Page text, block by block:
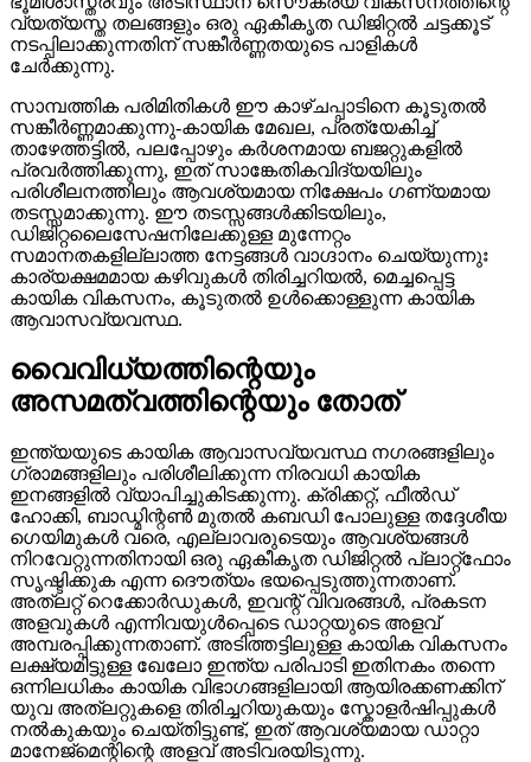
വ്യത്യസ്ത തലങ്ങളും ഒരു ഏകീകൃത ഡിജിറ്റൽ ചട്ടക്കൂട്
നടപ്പിലാക്കുന്നതിന് സങ്കീർണ്ണതയുടെ പാളികൾ
ചേർക്കുന്നു.
സാമ്പത്തിക പരിമിതികൾ ഈ കാഴ്ചപ്പാടിനെ കൂടുതൽ
സങ്കീർണ്ണമാക്കുന്നു-കായിക മേഖല, പ്രത്യേകിച്ച്
താഴേത്തട്ടിൽ, പലപ്പോഴും കർശനമായ ബജറ്റുകളിൽ
പ്രവർത്തിക്കുന്നു, ഇത് സാങ്കേതികവിദ്യയിലും
പരിശീലനത്തിലും ആവശ്യമായ നിക്ഷേപം ഗണ്യമായ
തടസ്സമാക്കുന്നു. ഈ തടസ്സങ്ങൾക്കിടയിലും,
ഡിജിറ്റലൈസേഷനിലേക്കുള്ള മുന്നേറ്റം
സമാനതകളില്ലാത്ത നേട്ടങ്ങൾ വാഗ്ദാനം ചെയ്യുന്നുഃ
കാര്യക്ഷമമായ കഴിവുകൾ തിരിച്ചറിയൽ, മെച്ചപ്പെട്ട
കായിക വികസനം, കൂടുതൽ ഉൾക്കൊള്ളുന്ന കായിക
ആവാസവ്യവസ്ഥ.
വൈവിധ്യത്തിന്റെയും
അസമത്വത്തിന്റെയും തോത്
ഇന്ത്യയുടെ കായിക ആവാസവ്യവസ്ഥ നഗരങ്ങളിലും
ഗ്രാമങ്ങളിലും പരിശീലിക്കുന്ന നിരവധി കായിക
ഇനങ്ങളിൽ വ്യാപിച്ചുകിടക്കുന്നു. ക്രിക്കറ്റ്, ഫീൽഡ്
ഹോക്കി, ബാഡ്മിന്റൺ മുതൽ കബഡി പോലുള്ള തദ്ദേശീയ
ഗെയിമുകൾ വരെ, എല്ലാവരുടെയും ആവശ്യങ്ങൾ
നിറവേറ്റുന്നതിനായി ഒരു ഏകീകൃത ഡിജിറ്റൽ പ്ലാറ്റ്ഫോം
സൃഷ്ടിക്കുക എന്ന ദൌത്യം ഭയപ്പെടുത്തുന്നതാണ്.
അത്ലറ്റ് റെക്കോർഡുകൾ, ഇവന്റ് വിവരങ്ങൾ, പ്രകടന
അളവുകൾ എന്നിവയുൾപ്പെടെ ഡാറ്റയുടെ അളവ്
അമ്പരപ്പിക്കുന്നതാണ്. അടിത്തട്ടിലുള്ള കായിക വികസനം
ലക്ഷ്യമിട്ടുള്ള ഖേലോ ഇന്ത്യ പരിപാടി ഇതിനകം തന്നെ
ഒന്നിലധികം കായിക വിഭാഗങ്ങളിലായി ആയിരക്കണക്കിന്
യുവ അത്ലറ്റുകളെ തിരിച്ചറിയുകയും സ്കോളർഷിപ്പുകൾ
നൽകുകയും ചെയ്തിട്ടുണ്ട്, ഇത് ആവശ്യമായ ഡാറ്റാ
മാനേജ്മെന്റിന്റെ അളവ് അടിവരയിടുന്നു.